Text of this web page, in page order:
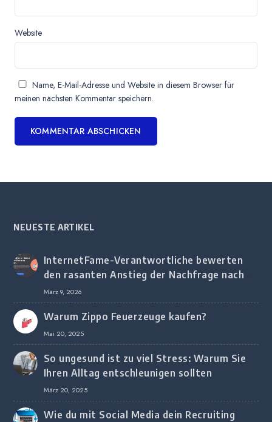
Website
Name, E-Mail-Adresse und Website in diesem Browser für
meinen nächsten Kommentar speichern.
NEUESTE ARTIKEL
InternetFame-Verantwortliche bewerten
den rasanten Anstieg der Nachfrage nach
digitalem Marketing bei deutschen
Unternehmen
März 9, 2026
Warum Zippo Feuerzeuge kaufen?
Mai 20, 2025
So ungesund ist zu viel Stress: Warum Sie
Ihren Alltag entschleunigen sollten
März 20, 2025
Wie du mit Social Media dein Recruiting